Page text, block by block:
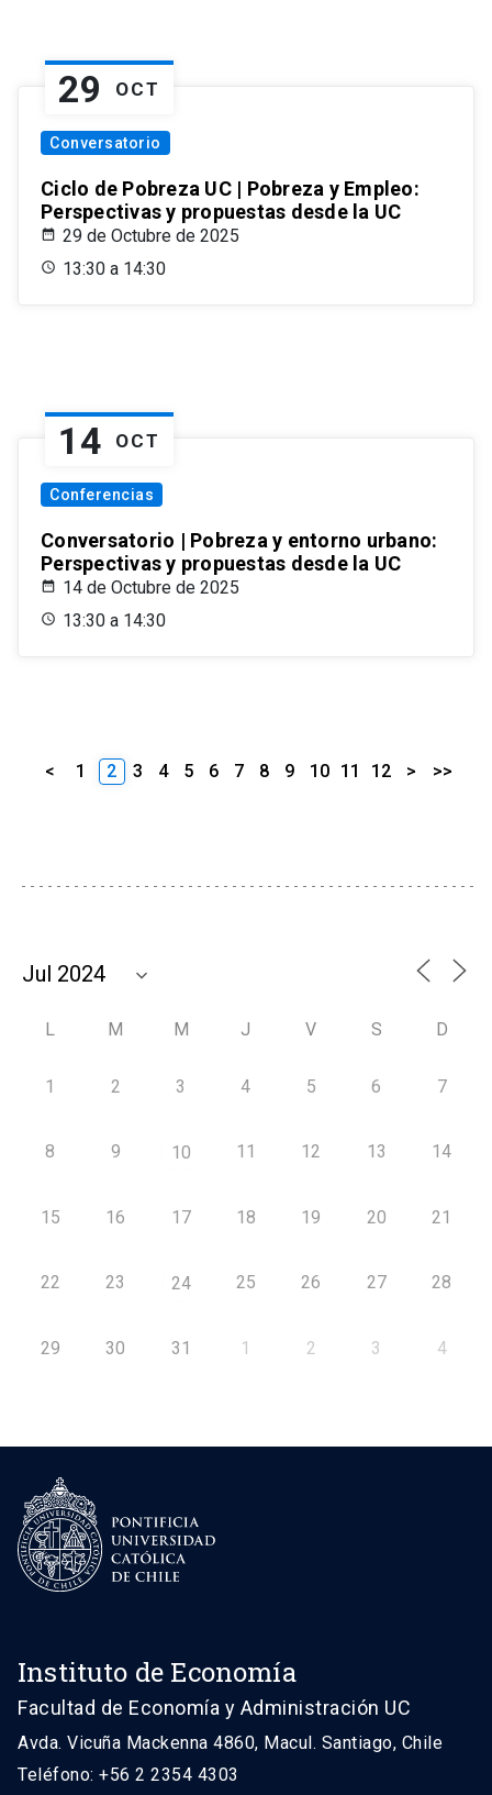
29 OCT
Conversatorio
Ciclo de Pobreza UC | Pobreza y Empleo:
Perspectivas y propuestas desde la UC
29 de Octubre de 2025
13:30 a 14:30
14 OCT
Conferencias
Conversatorio | Pobreza y entorno urbano:
Perspectivas y propuestas desde la UC
14 de Octubre de 2025
13:30 a 14:30
< 1 2 3 4 5 6 7 8 9 10 11 12 > >>
L M M J V S D
1 2 3 4 5 6 7
8 9 10 11 12 13 14
15 16 17 18 19 20 21
22 23 24 25 26 27 28
29 30 31 1 2 3 4
Instituto de Economía
Facultad de Economía y Administración UC
Avda. Vicuña Mackenna 4860, Macul. Santiago, Chile
Teléfono: +56 2 2354 4303